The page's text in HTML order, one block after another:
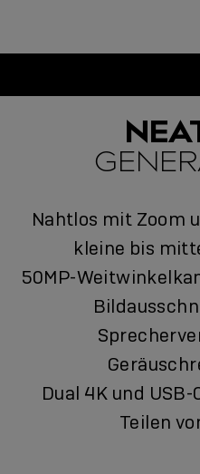
Nahtlos mit Zoom
kleine bis
50MP-
Dual 4K und
Teilen